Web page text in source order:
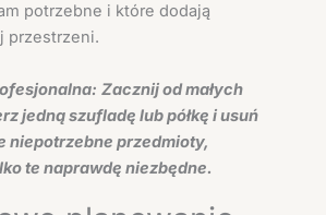
potrzebne i które dodają
przestrzeni.
Zacznij od małych
jedną szufladę lub półkę i usuń
niepotrzebne przedmioty,
te naprawdę niezbędne.